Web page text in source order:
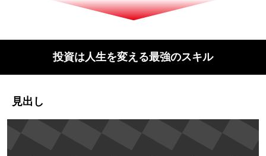
投資は人生を変える最強のスキル
見出し